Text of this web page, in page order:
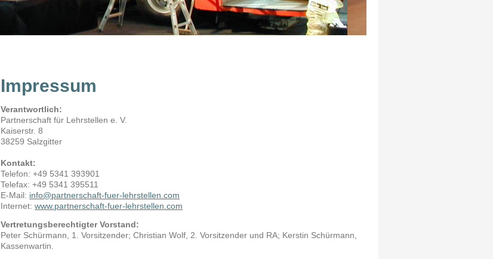
Impressum
Verantwortlich:
Partnerschaft für Lehrstellen e. V.
Kaiserstr. 8
38259 Salzgitter
Kontakt:
Telefon: +49 5341 393901
Telefax: +49 5341 395511
E-Mail: info@partnerschaft-fuer-lehrstellen.com
Internet:www.partnerschaft-fuer-lehrstellen.com
Vertretungsberechtigter Vorstand:
Peter Schürmann, 1. Vorsitzender; Christian Wolf, 2. Vorsitzender und RA; Kerstin Schürmann,
Kassenwartin.